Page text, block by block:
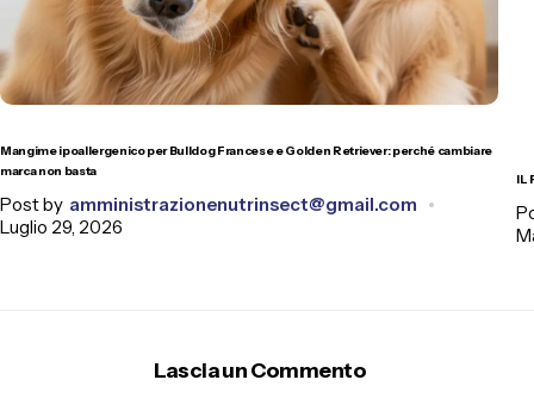
Mangime ipoallergenico per Bulldog Francese e Golden Retriever: perché cambiare
marca non basta
Post by amministrazionenutrinsect@gmail.com
Luglio 29, 2026
IL
Lascia un Commento